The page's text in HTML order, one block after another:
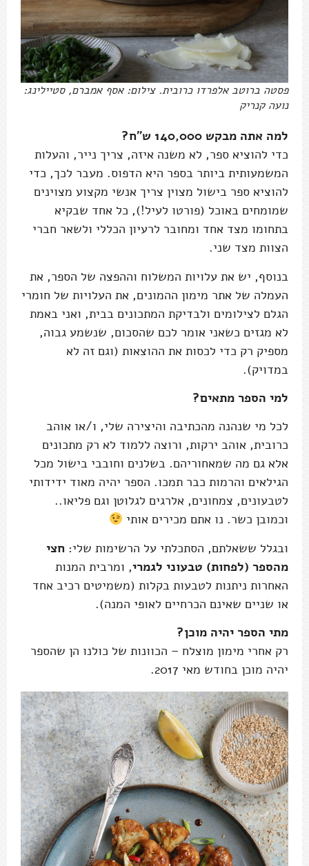
פסטה ברוטב אלפרדו כרובית. צילום: אסף אמברם, סטיילינג:
נועה קנריק
למה אתה מבקש 140,000 ש"ח?
כדי להוציא ספר, לא משנה איזה, צריך נייר, והעלות
המשמעותית ביותר בספר היא הדפוס. מעבר לכך, כדי
להוציא ספר בישול מצוין צריך אנשי מקצוע מצוינים
שמומחים באוכל (פורטו לעיל!), כל אחד שבקיא
בתחומו מצד אחד ומחובר לרעיון הכללי ולשאר חברי
הצוות מצד שני.
בנוסף, יש את עלויות המשלוח וההפצה של הספר, את
העמלה של אתר מימון ההמונים, את העלויות של חומרי
הגלם לצילומים ולבדיקת המתכונים בבית, ואני באמת
לא מגזים כשאני אומר לכם שהסכום, שנשמע גבוה,
מספיק רק כדי לכסות את ההוצאות (וגם זה לא
במדויק).
למי הספר מתאים?
לכל מי שנהנה מהכתיבה והיצירה שלי, ו/או אוהב
כרובית, אוהב ירקות, ורוצה ללמוד לא רק מתכונים
אלא גם מה שמאחוריהם. בשלנים וחובבי בישול מכל
הגילאים והרמות כבר תמכו. הספר יהיה מאוד ידידותי
לטבעונים, צמחונים, אלרגים לגלוטן וגם פליאו..
וכמובן כשר. נו אתם מכירים אותי
ובגלל ששאלתם, הסתכלתי על הרשימות שלי: חצי
מהספר (לפחות) טבעוני לגמרי, ומרבית המנות
האחרות ניתנות לטבעות בקלות (משמיטים רכיב אחד
או שניים שאינם הכרחיים לאופי המנה).
מתי הספר יהיה מוכן?
רק אחרי מימון מוצלח – הכוונות של כולנו הן שהספר
יהיה מוכן בחודש מאי 2017.